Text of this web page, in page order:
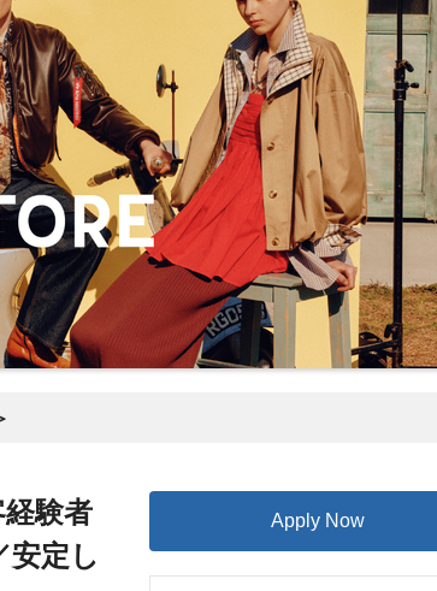
験者
安定し
Apply Now